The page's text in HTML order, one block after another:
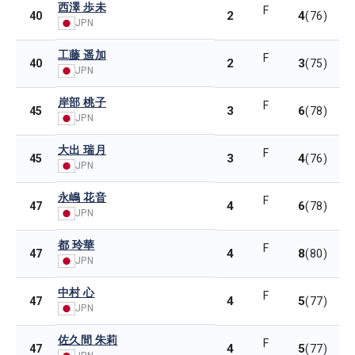
40
西澤 歩未
JPN 2 F 4(76)
40
工藤 遥加
JPN 2 F 3(75)
45
岸部 桃子
JPN 3 F 6(78)
45
大出 瑞月
JPN 3 F 4(76)
47
永嶋 花音
JPN 4 F 6(78)
47
都 玲華
JPN 4 F 8(80)
47
中村 心
JPN 4 F 5(77)
47
佐久間 朱莉
4 F 5(77)